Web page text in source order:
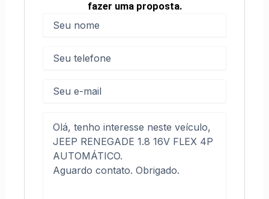
fazer uma proposta.
mail